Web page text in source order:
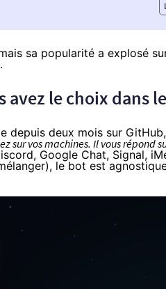
sa popularité a explosé
avez le choix dans
depuis deux mois sur GitHub
sur vos machines. Il vous répond
Google Chat, Signal,
le bot est